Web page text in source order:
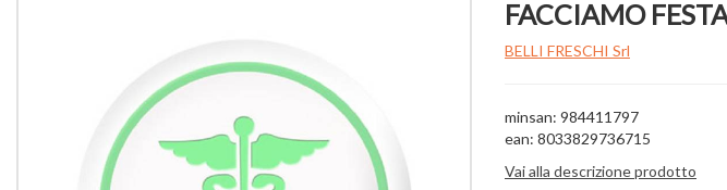
FACCIAMO
BELLI FRESCHI Srl
minsan: 984411797
ean: 8033829736715
Vai alla descrizione prodotto